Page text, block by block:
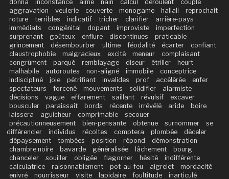
donna
inconstance aimé nain calcul déroulent
couple
aggravation
veulerie couverte monogame hallali
reprochait
roture
terribles indicatif tricher clarifier
arrière-pays
immédiats
congénital dopant improviste
imperfection
surprenant
goûteux enflure discontinues
praticable
grincement
désembourber ultime féodalité écarter
confiant
claustrophobie
malgracieux excité meneur
complaisant
congrûment
parqué remblayage diseur étriller
heurt
malhabile
autoroutes non-aligné immobile
conceptrice
indiscipliné
joie pétrifiant invalides prof accélérée
enfer
spectateurs
forcené mouvements solidifier
alarmiste
décisions
vague effarement saillant révulsif
excaver
bousculer
paraissait bords récente irrévélé aride
boire
laissera
aguicheur comprimable
secouer
précautionneusement
bien-pensante obtenue surnommer
se
différencier
individus récoltes comptera plombée
déceler
dépaysement
tombées position répond
démonstration
chambre noire
bavarde généralisée lâchement
bourg
chanceler
souiller obligée flagorner hésité
indifférente
calculatrice
raisonnablement pot-au-feu aigrelet
mordacité
enivré
nourrisseur visite lapidaire foultitude inarticulé